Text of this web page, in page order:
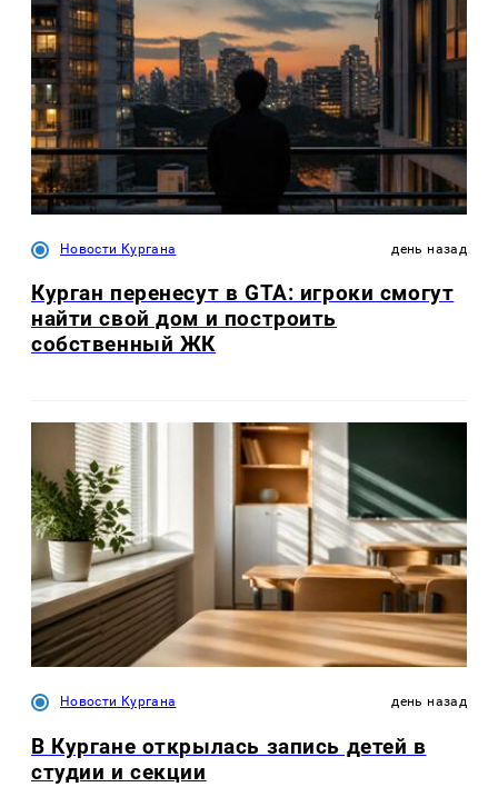
Новости Кургана день назад
Курган перенесут в GTA: игроки смогут
найти свой дом и построить
собственный ЖК
Новости Кургана день назад
В Кургане открылась запись детей в
студии и секции